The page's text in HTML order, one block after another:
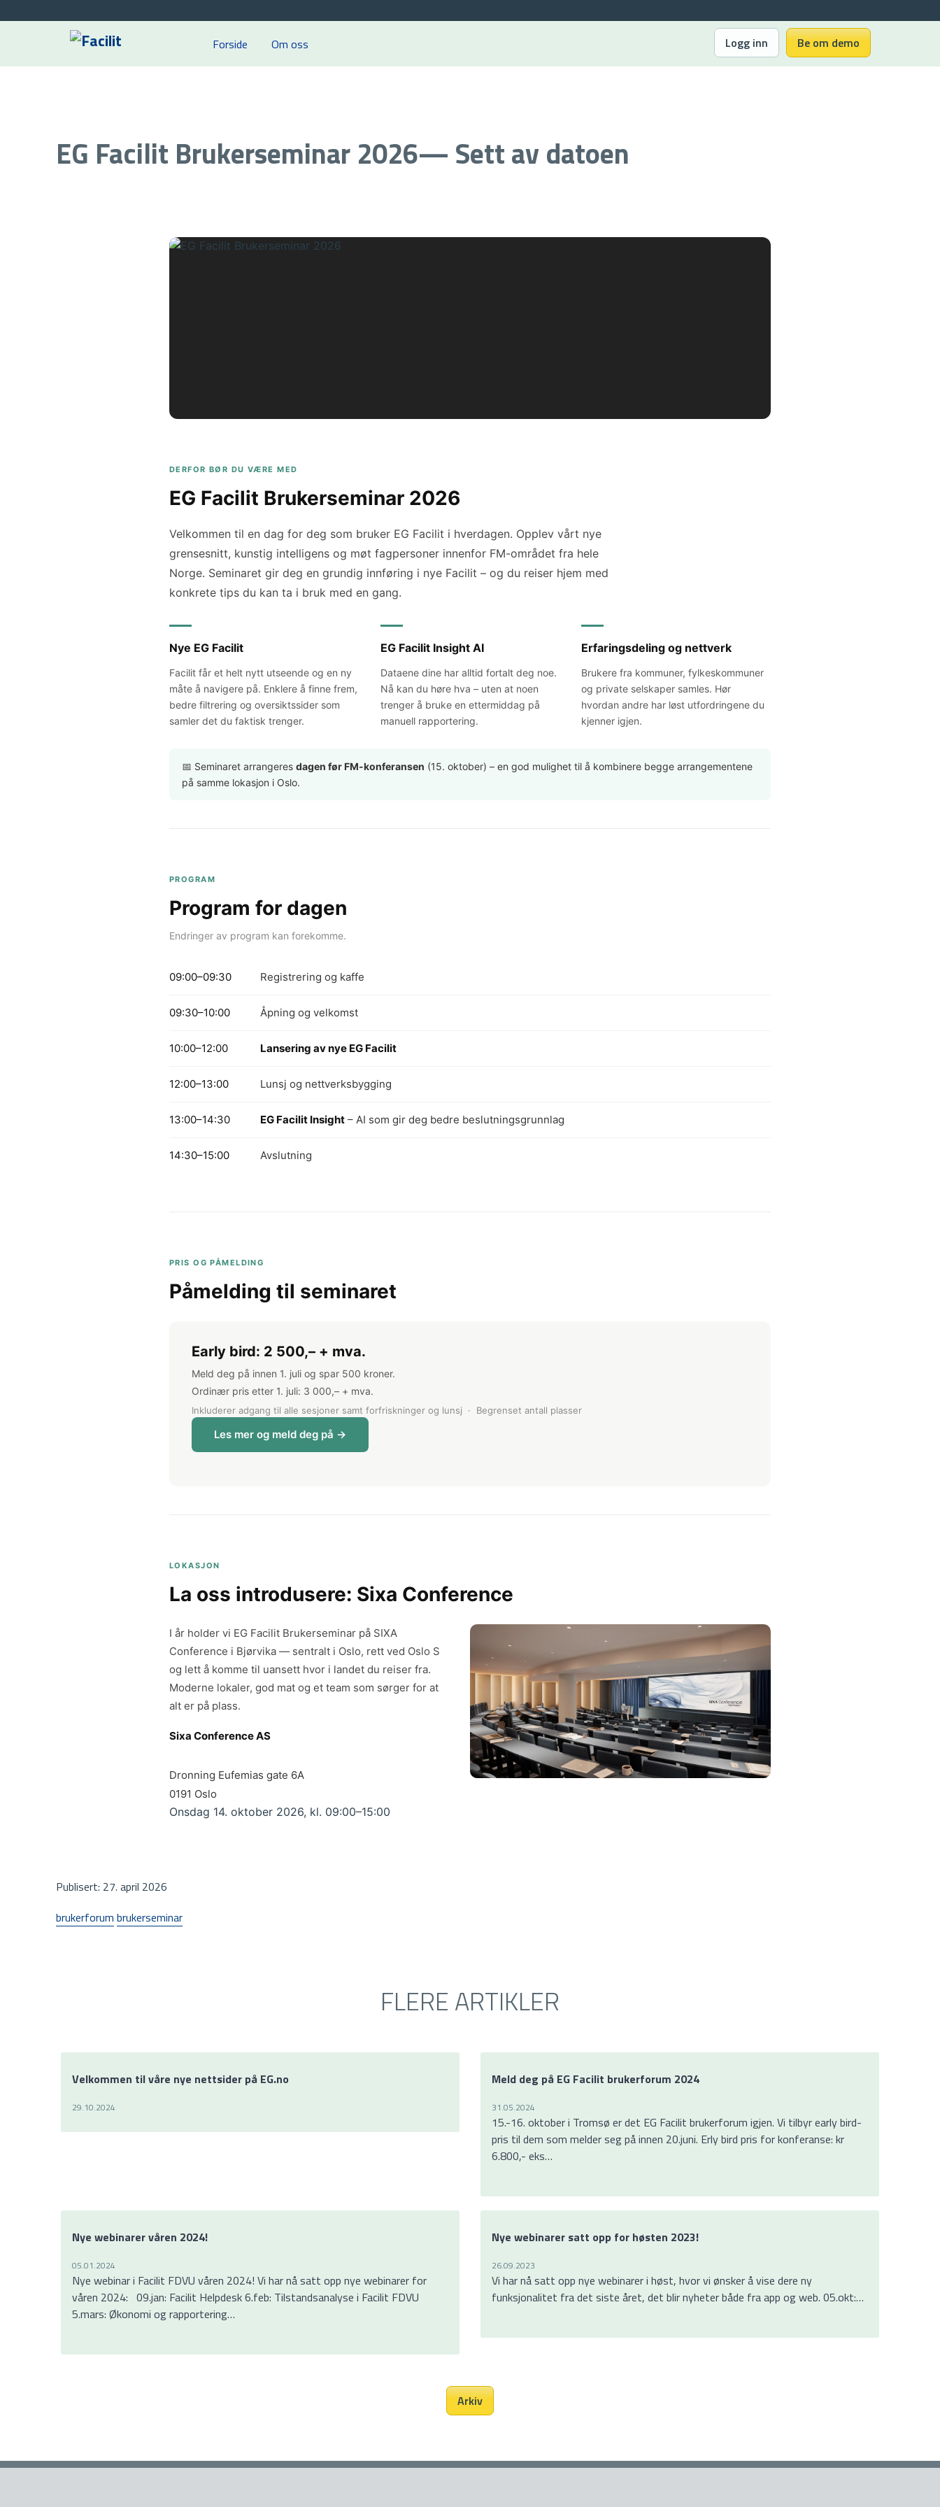
til
Forside Om oss Be om demo
Logg inn
EG Facilit Brukerseminar 2026— Sett av datoen
DERFOR BØR DU VÆRE MED
EG Facilit Brukerseminar 2026
Velkommen til en dag for deg som bruker EG Facilit i hverdagen. Opplev vårt nye
grensesnitt, kunstig intelligens og møt fagpersoner innenfor FM-området fra hele
Norge. Seminaret gir deg en grundig innføring i nye Facilit – og du reiser hjem med
konkrete tips du kan ta i bruk med en gang.
Nye EG Facilit
Facilit får et helt nytt utseende og en ny
måte å navigere på. Enklere å finne frem,
bedre filtrering og oversiktssider som
samler det du faktisk trenger.
EG Facilit Insight AI
Dataene dine har alltid fortalt deg noe.
Nå kan du høre hva – uten at noen
trenger å bruke en ettermiddag på
manuell rapportering.
Erfaringsdeling og nettverk
Brukere fra kommuner, fylkeskommuner
og private selskaper samles. Hør
hvordan andre har løst utfordringene du
kjenner igjen.
📅 Seminaret arrangeres dagen før FM-konferansen (15. oktober) – en god mulighet til å kombinere begge arrangementene
på samme lokasjon i Oslo.
PROGRAM
Program for dagen
Endringer av program kan forekomme.
09:00–09:30 Registrering og kaffe
09:30–10:00 Åpning og velkomst
10:00–12:00 Lansering av nye EG Facilit
12:00–13:00 Lunsj og nettverksbygging
13:00–14:30 EG Facilit Insight – AI som gir deg bedre beslutningsgrunnlag
14:30–15:00 Avslutning
PRIS OG PÅMELDING
Påmelding til seminaret
Early bird: 2 500,– + mva.
Meld deg på innen 1. juli og spar 500 kroner.
Ordinær pris etter 1. juli: 3 000,– + mva.
Inkluderer adgang til alle sesjoner samt forfriskninger og lunsj · Begrenset antall plasser
Les mer og meld deg på →
LOKASJON
La oss introdusere: Sixa Conference
I år holder vi EG Facilit Brukerseminar på SIXA
Conference i Bjørvika — sentralt i Oslo, rett ved Oslo S
og lett å komme til uansett hvor i landet du reiser fra.
Moderne lokaler, god mat og et team som sørger for at
alt er på plass.
Sixa Conference AS
Dronning Eufemias gate 6A
0191 Oslo
Onsdag 14. oktober 2026, kl. 09:00–15:00
Publisert: 27. april 2026
brukerforum brukerseminar
FLERE ARTIKLER
Velkommen til våre nye nettsider på EG.no
29.10.2024
Meld deg på EG Facilit brukerforum 2024
31.05.2024
15.-16. oktober i Tromsø er det EG Facilit brukerforum igjen. Vi tilbyr early bird-
pris til dem som melder seg på innen 20.juni. Erly bird pris for konferanse: kr
6.800,- eks…
Nye webinarer våren 2024!
05.01.2024
Nye webinar i Facilit FDVU våren 2024! Vi har nå satt opp nye webinarer for
våren 2024: 09.jan: Facilit Helpdesk 6.feb: Tilstandsanalyse i Facilit FDVU
5.mars: Økonomi og rapportering…
Nye webinarer satt opp for høsten 2023!
26.09.2023
Vi har nå satt opp nye webinarer i høst, hvor vi ønsker å vise dere ny
funksjonalitet fra det siste året, det blir nyheter både fra app og web. 05.okt:…
Arkiv